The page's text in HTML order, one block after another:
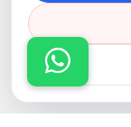
Resimler
Referanslar
Bloglar